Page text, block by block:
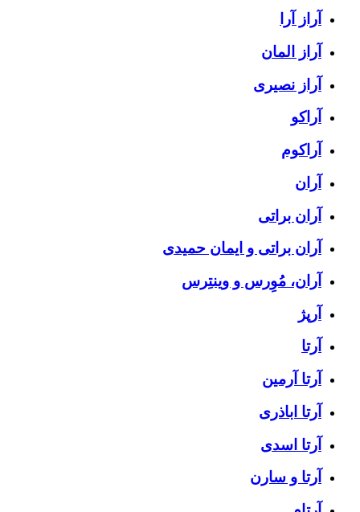
آراز آرا
آراز المان
آراز نصیری
آراکو
آراکوم
آران
آران براتی
آران براتی و ایمان حمیدی
آران، مُوِرس و وینتِرس
آرپژ
آرتا
آرتا آرمین
آرتا اباذری
آرتا اسدی
آرتا و سارن